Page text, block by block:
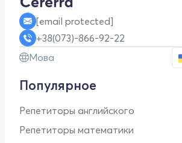
[email protected]
+38(073)-866-92-22
Мова
Популярное
Репетиторы английского
Репетиторы математики